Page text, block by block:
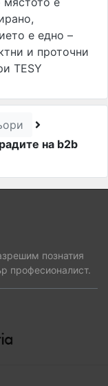
е едно –
и проточни
TESY
на b2b
познатия
професионалист.